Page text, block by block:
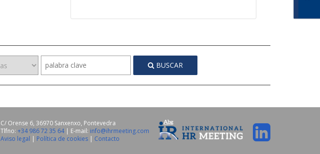
BUSCAR
C/ Orense 6, 36970 Sanxenxo, Pontevedra
Tlfno: +34 986 72 35 64| E-mail: info@ihrmeeting.com
Aviso legal | Política de cookies | Contacto